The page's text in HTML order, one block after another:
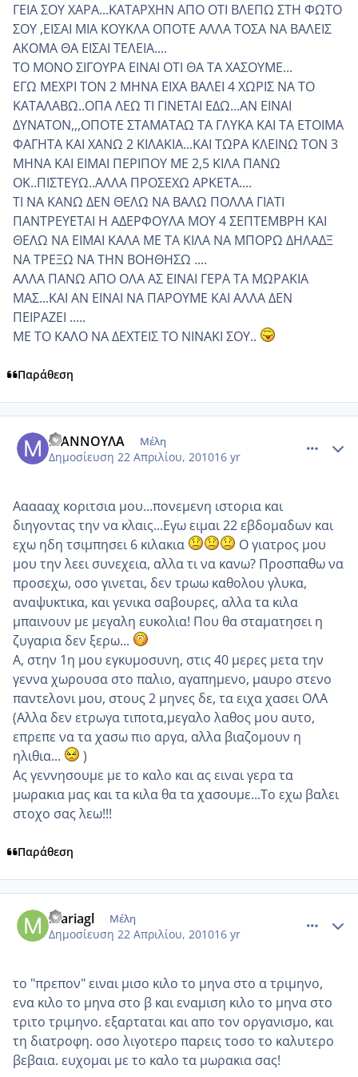
ΓΕΙΑ ΣΟΥ ΧΑΡΑ...ΚΑΤΑΡΧΗΝ ΑΠΟ ΟΤΙ ΒΛΕΠΩ ΣΤΗ ΦΩΤΟ
ΣΟΥ ,ΕΙΣΑΙ ΜΙΑ ΚΟΥΚΛΑ ΟΠΟΤΕ ΑΛΛΑ ΤΟΣΑ ΝΑ ΒΑΛΕΙΣ
ΑΚΟΜΑ ΘΑ ΕΙΣΑΙ ΤΕΛΕΙΑ....
ΤΟ ΜΟΝΟ ΣΙΓΟΥΡΑ ΕΙΝΑΙ ΟΤΙ ΘΑ ΤΑ ΧΑΣΟΥΜΕ...
ΕΓΩ ΜΕΧΡΙ ΤΟΝ 2 ΜΗΝΑ ΕΙΧΑ ΒΑΛΕΙ 4 ΧΩΡΙΣ ΝΑ ΤΟ
ΚΑΤΑΛΑΒΩ..ΟΠΑ ΛΕΩ ΤΙ ΓΙΝΕΤΑΙ ΕΔΩ...ΑΝ ΕΙΝΑΙ
ΔΥΝΑΤΟΝ,,,ΟΠΟΤΕ ΣΤΑΜΑΤΑΩ ΤΑ ΓΛΥΚΑ ΚΑΙ ΤΑ ΕΤΟΙΜΑ
ΦΑΓΗΤΑ ΚΑΙ ΧΑΝΩ 2 ΚΙΛΑΚΙΑ...ΚΑΙ ΤΩΡΑ ΚΛΕΙΝΩ ΤΟΝ 3
ΜΗΝΑ ΚΑΙ ΕΙΜΑΙ ΠΕΡΙΠΟΥ ΜΕ 2,5 ΚΙΛΑ ΠΑΝΩ
ΟΚ..ΠΙΣΤΕΥΩ..ΑΛΛΑ ΠΡΟΣΕΧΩ ΑΡΚΕΤΑ....
ΤΙ ΝΑ ΚΑΝΩ ΔΕΝ ΘΕΛΩ ΝΑ ΒΑΛΩ ΠΟΛΛΑ ΓΙΑΤΙ
ΠΑΝΤΡΕΥΕΤΑΙ Η ΑΔΕΡΦΟΥΛΑ ΜΟΥ 4 ΣΕΠΤΕΜΒΡΗ ΚΑΙ
ΘΕΛΩ ΝΑ ΕΙΜΑΙ ΚΑΛΑ ΜΕ ΤΑ ΚΙΛΑ ΝΑ ΜΠΟΡΩ ΔΗΛΑΔΞ
ΝΑ ΤΡΕΞΩ ΝΑ ΤΗΝ ΒΟΗΘΗΣΩ ....
ΑΛΛΑ ΠΑΝΩ ΑΠΟ ΟΛΑ ΑΣ ΕΙΝΑΙ ΓΕΡΑ ΤΑ ΜΩΡΑΚΙΑ
ΜΑΣ...ΚΑΙ ΑΝ ΕΙΝΑΙ ΝΑ ΠΑΡΟΥΜΕ ΚΑΙ ΑΛΛΑ ΔΕΝ
ΠΕΙΡΑΖΕΙ .....
ΜΕ ΤΟ ΚΑΛΟ ΝΑ ΔΕΧΤΕΙΣ ΤΟ ΝΙΝΑΚΙ ΣΟΥ..
Παράθεση
ΜΑΝΝΟΥΛΑ Μέλη
Δημοσίευση 22 Απριλίου, 201016 yr
Αααααχ κοριτσια μου...πονεμενη ιστορια και
διηγοντας την να κλαις...Εγω ειμαι 22 εβδομαδων και
εχω ηδη τσιμπησει 6 κιλακια
Ο γιατρος μου
μου την λεει συνεχεια, αλλα τι να κανω? Προσπαθω να
προσεχω, οσο γινεται, δεν τρωω καθολου γλυκα,
αναψυκτικα, και γενικα σαβουρες, αλλα τα κιλα
μπαινουν με μεγαλη ευκολια! Που θα σταματησει η
ζυγαρια δεν ξερω...
Α, στην 1η μου εγκυμοσυνη, στις 40 μερες μετα την
γεννα χωρουσα στο παλιο, αγαπημενο, μαυρο στενο
παντελονι μου, στους 2 μηνες δε, τα ειχα χασει ΟΛΑ
(Αλλα δεν ετρωγα τιποτα,μεγαλο λαθος μου αυτο,
επρεπε να τα χασω πιο αργα, αλλα βιαζομουν η
ηλιθια...
)
Ας γεννησουμε με το καλο και ας ειναι γερα τα
μωρακια μας και τα κιλα θα τα χασουμε...Το εχω βαλει
στοχο σας λεω!!!
Παράθεση
mariagl Μέλη
Δημοσίευση 22 Απριλίου, 201016 yr
το "πρεπον" ειναι μισο κιλο το μηνα στο α τριμηνο,
ενα κιλο το μηνα στο β και εναμιση κιλο το μηνα στο
τριτο τριμηνο. εξαρταται και απο τον οργανισμο, και
τη διατροφη. οσο λιγοτερο παρεις τοσο το καλυτερο
βεβαια. ευχομαι με το καλο τα μωρακια σας!